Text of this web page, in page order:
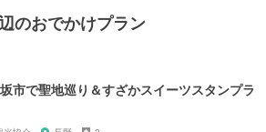
のおでかけプラン
市で聖地巡り＆すざかスイーツスタンプラ